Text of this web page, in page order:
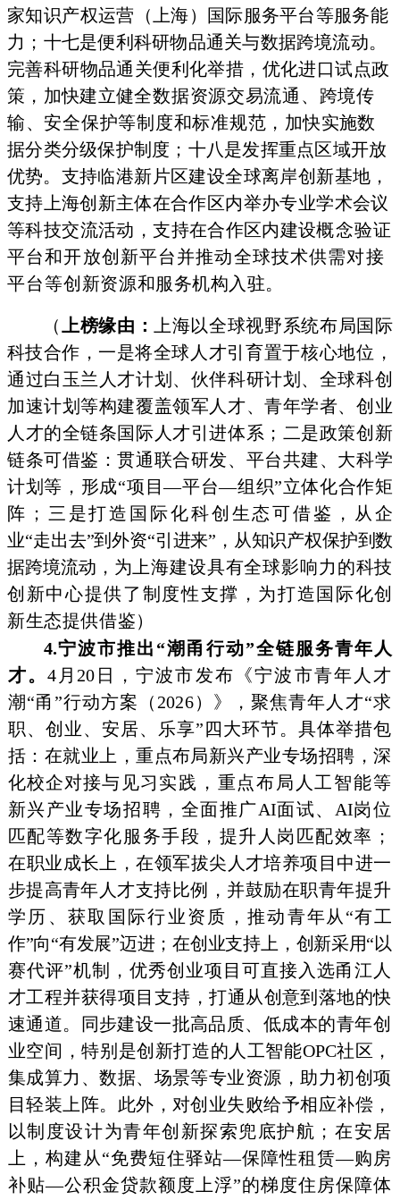
家知识产权运营（上海）国际服务平台等服务能
力；十七是便利科研物品通关与数据跨境流动。
完善科研物品通关便利化举措，优化进口试点政
策，加快建立健全数据资源交易流通、跨境传
输、安全保护等制度和标准规范， 加快实施数
据分类分级保护制度；十八是发挥重点区域开放
优势。 支持临港新片区建设全球离岸创新基地，
支持 上海创新主体在合作区内举办专业学术会议
等科技交流活动，支持在合作区内建设概念验证
平台和开放创新平台并推动全球技术供需对接
平台等创新资源和服务机构入驻。
（上榜缘由：
上海以全球视野系统布局国际
科技合作，一是将全球人才引育置于核心地位，
通过白玉兰人才计划、伙伴科研计划、全球科创
加速计划等构建覆盖领军人才、青年学者、创业
人才的全链条国际人才引进体系；二是政策创新
链条可借鉴：贯通联合研发、平台共建、大科学
计划等，形成“项目—平台—组 织”立体化合作矩
阵；三是打造国际化科创生态可借鉴，从企
业“走出去”到外资“引进来”，从知识产权保护到数
据跨境流动， 为上海建设具有全球影响力的科技
创新中心提供了制度性支撑，为打造国际化创
新生态提供借鉴）
4.宁波市推出“潮甬行动”全链服务青年人
才。 4月20日，宁波市发布《宁波市青年人才
潮“甬”行动方案（2026）》，聚焦青年人才“求
职、创业、安居、乐享”四大环节。具体举措包
括：在就业上，重点布局新兴产业专场招聘，深
化校企对接与见习实践，重点布局人工智能等
新兴产业专场招聘，全面推广AI面试、 AI岗位
匹配等数字化服务手段，提升人岗匹配效率；
在职业成长上，在领军拔尖人才培养项目中进一
步提高青年人才支持比例，并鼓励在职青年提升
学历、获取国际行业资质，推动青年从“有工
作”向“有发展”迈进；在创业支持上， 创新采用“以
赛代评”机制，优秀创业项目可直接入选甬江 人
才工程并获得项 目支持，打通从创意到落地的快
速通道。同步建设一批高品质、 低成本的青年创
业空间，特别是创新打造的人工智能OPC社区，
集成算力、数据、场景等专业资源，助力初创项
目轻装上阵。此外，对创业失败给予相应补偿，
以制度设计为青年创新探索兜底护航；在安居
上，构建从“免费短住驿站—保障性租赁—购房
补贴—公积金贷款额度上浮”的梯度住房保障体